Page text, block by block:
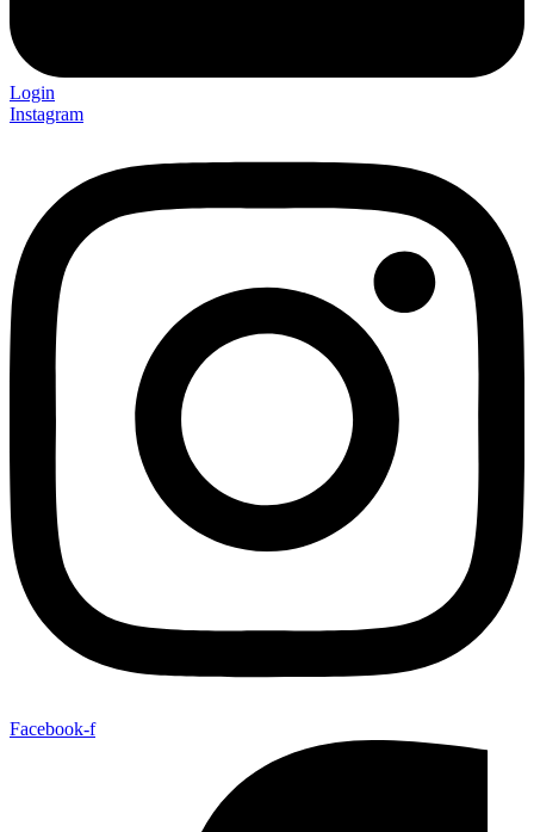
Login
Instagram
Facebook-f